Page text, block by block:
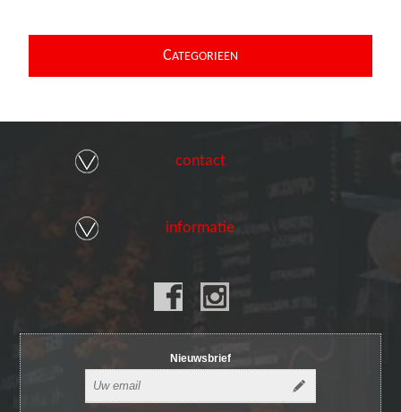
CATEGORIEEN
contact
informatie
Nieuwsbrief